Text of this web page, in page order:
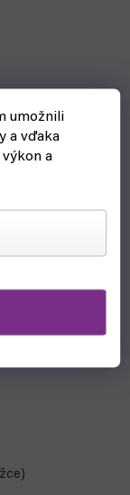
umožnili
a vďaka
a
dizajn ocenia
deťom
prednej strany
s tradíciou viac